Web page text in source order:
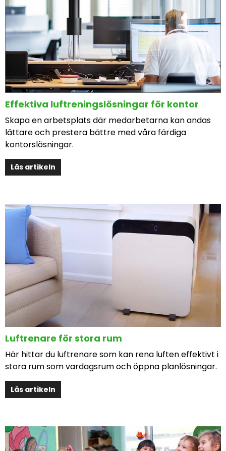
Effektiva luftreningslösningar för kontor
Skapa en arbetsplats där medarbetarna kan andas
lättare och prestera bättre med våra färdiga
kontorslösningar.
Läs artikeln
Luftrenare för stora rum
Här hittar du luftrenare som kan rena luften effektivt i
stora rum som vardagsrum och öppna planlösningar.
Läs artikeln